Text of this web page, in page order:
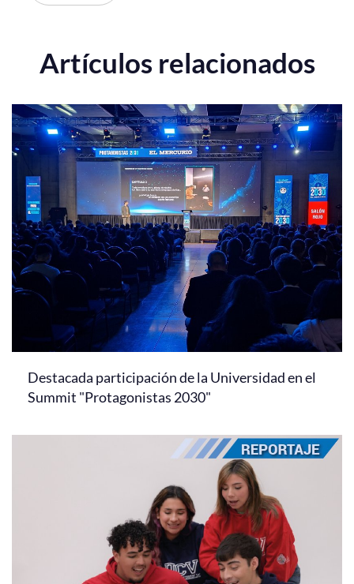
Artículos relacionados
Destacada participación de la Universidad en el
Summit "Protagonistas 2030"